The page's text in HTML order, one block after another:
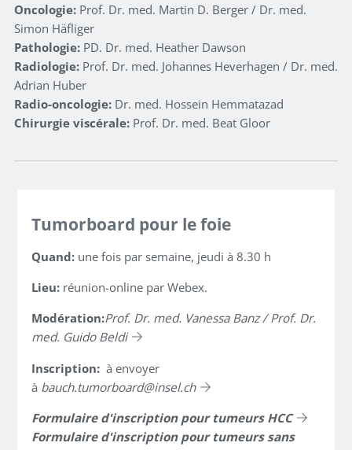
Oncologie: Prof. Dr. med. Martin D. Berger / Dr. med.
Simon Häfliger
Pathologie: PD. Dr. med. Heather Dawson
Radiologie: Prof. Dr. med. Johannes Heverhagen / Dr. med.
Adrian Huber
Radio-oncologie: Dr. med. Hossein Hemmatazad
Chirurgie viscérale: Prof. Dr. med. Beat Gloor
Tumorboard pour le foie
Quand: une fois par semaine, jeudi à 8.30 h
Lieu: réunion-online par Webex.
Modération:Prof. Dr. med. Vanessa Banz / Prof. Dr.
med. Guido Beldi
Inscription: à envoyer
à bauch.tumorboard
insel.ch
Formulaire d'inscription pour tumeurs HCC
Formulaire d'inscription pour tumeurs sans